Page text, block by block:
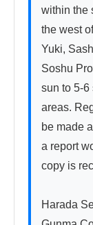
within the
the west
Yuki,
Soshu
sun to 5-6
areas.
be made
a report
copy is
Harada